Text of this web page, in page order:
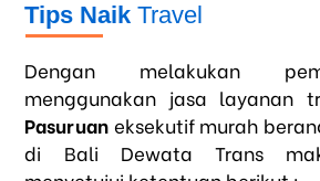
Tips NaikTravel
Dengan melakukan
menggunakan jasa layanan
Pasuruan eksekutif murah
di Bali Dewata Trans